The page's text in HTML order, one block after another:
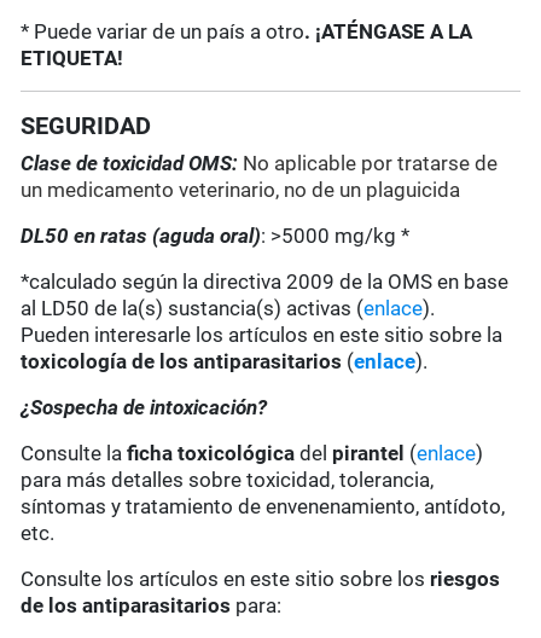
* Puede variar de un país a otro. ¡ATÉNGASE A LA
ETIQUETA!
SEGURIDAD
Clase de toxicidad OMS: No aplicable por tratarse de
un medicamento veterinario, no de un plaguicida
DL50 en ratas (aguda oral): >5000 mg/kg *
*calculado según la directiva 2009 de la OMS en base
al LD50 de la(s) sustancia(s) activas (enlace).
Pueden interesarle los artículos en este sitio sobre la
toxicología de los antiparasitarios (enlace).
¿Sospecha de intoxicación?
Consulte laficha toxicológica del pirantel (enlace)
para más detalles sobre toxicidad, tolerancia,
síntomas y tratamiento de envenenamiento, antídoto,
etc.
Consulte los artículos en este sitio sobre los riesgos
de los antiparasitarios para: